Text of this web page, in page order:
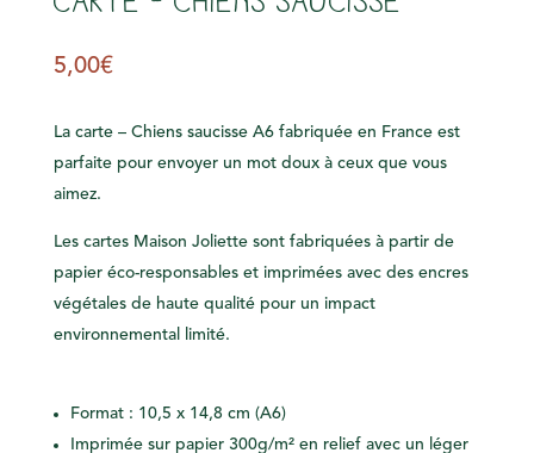
5,00€
La carte – Chiens saucisse A6 fabriquée en France est
parfaite pour envoyer un mot doux à ceux que vous
aimez.
Les cartes Maison Joliette sont fabriquées à partir de
papier éco-responsables et imprimées avec des encres
végétales de haute qualité pour un impact
environnemental limité.
Format : 10,5 x 14,8 cm (A6)
Imprimée sur papier 300g/m² en relief avec un léger